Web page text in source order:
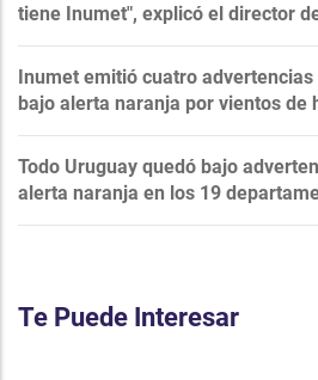
tiene Inumet", explicó el director
Inumet emitió cuatro
bajo alerta naranja por vientos de
Todo Uruguay quedó bajo
alerta naranja en los 19
Te Puede Interesar